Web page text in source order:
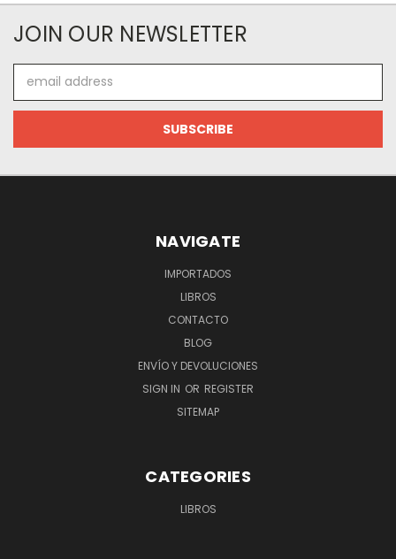
JOIN OUR NEWSLETTER
Address
NAVIGATE
IMPORTADOS
LIBROS
CONTACTO
BLOG
ENVÍO Y DEVOLUCIONES
SIGN IN OR REGISTER
SITEMAP
CATEGORIES
LIBROS